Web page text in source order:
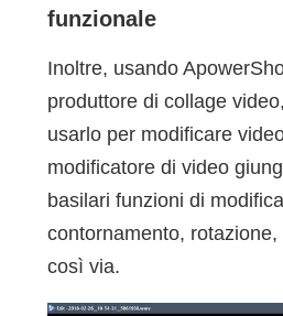
funzionale
Inoltre, usando
produttore di collage
usarlo per modificare
modificatore di video
basilari funzioni di
contornamento,
così via.